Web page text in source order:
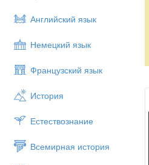
Английский язык
Немецкий язык
Французский язык
История
Естествознание
Всемирная история